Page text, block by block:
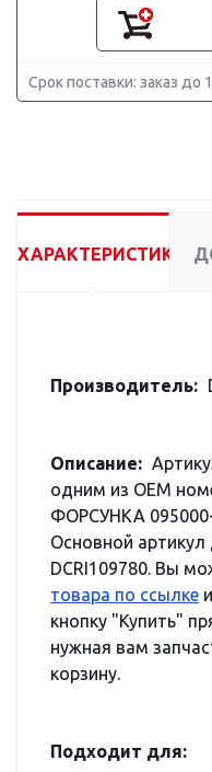
Срок поставки: заказ до
ХАРАКТЕРИСТИКИ
Производитель:
Описание:
одним из OEM
ФОРСУНКА 095000-
Основной артикул
DCRI109780. Вы
товара по ссылке
кнопку "Купить"
нужная вам
корзину.
Подходит для: